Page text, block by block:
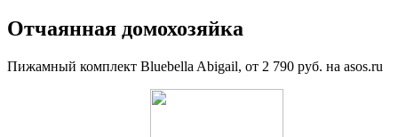
Отчаянная домохозяйка
Пижамный комплект Bluebella Abigail, от 2 790 руб. на asos.ru